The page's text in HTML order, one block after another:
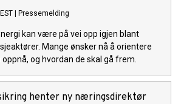
| Pressemelding
kan være på vei opp igjen blant
Mange ønsker nå å orientere
og hvordan de skal gå frem.
henter ny næringsdirektør